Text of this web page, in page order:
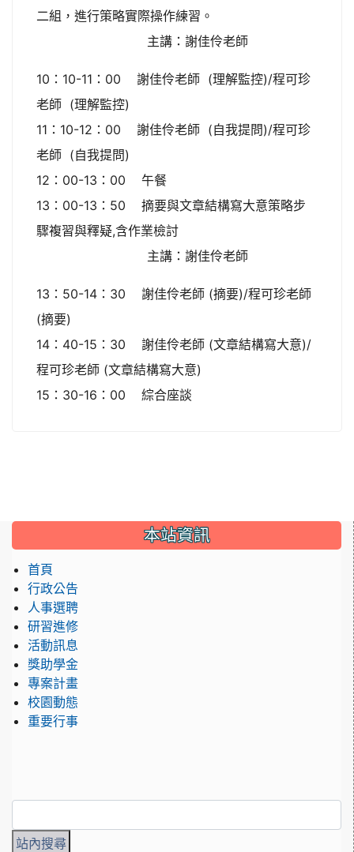
二組，進行策略實際操作練習。
主講：謝佳伶老師
10：10-11：00 謝佳伶老師 (理解監控)/程可珍
老師 (理解監控)
11：10-12：00 謝佳伶老師 (自我提問)/程可珍
老師 (自我提問)
12：00-13：00 午餐
13：00-13：50 摘要與文章結構寫大意策略步
驟複習與釋疑,含作業檢討
主講：謝佳伶老師
13：50-14：30 謝佳伶老師 (摘要)/程可珍老師
(摘要)
14：40-15：30 謝佳伶老師 (文章結構寫大意)/
程可珍老師 (文章結構寫大意)
15：30-16：00 綜合座談
::: 本站資訊
首頁
行政公告
人事選聘
研習進修
活動訊息
獎助學金
專案計畫
校園動態
重要行事